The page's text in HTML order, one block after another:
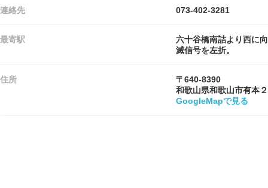
連絡先 073-402-3281
最寄駅
六十谷橋南詰より西に
滅信号を左折。
住所
〒640-8390
和歌山県和歌山市有本
GoogleMapで見る